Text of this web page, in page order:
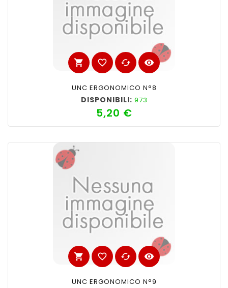
shopping_cart favorite_border cached visibility
UNC ERGONOMICO N°8
DISPONIBILI: 973
5,20 €Prezzo
shopping_cart favorite_border cached visibility
UNC ERGONOMICO N°9